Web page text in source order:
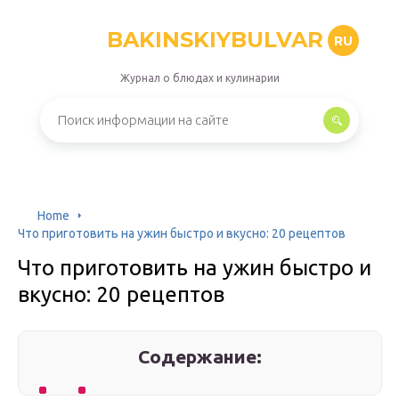
BAKINSKIYBULVAR RU
Журнал о блюдах и кулинарии
Home
Что приготовить на ужин быстро и вкусно: 20 рецептов
Что приготовить на ужин быстро и
вкусно: 20 рецептов
Содержание: